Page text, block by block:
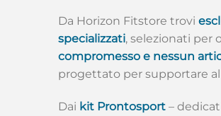
Da Horizon Fitstore trovi
specializzati, selezionati per
compromesso e nessun
progettato per supportare
Dai kit Prontosport –